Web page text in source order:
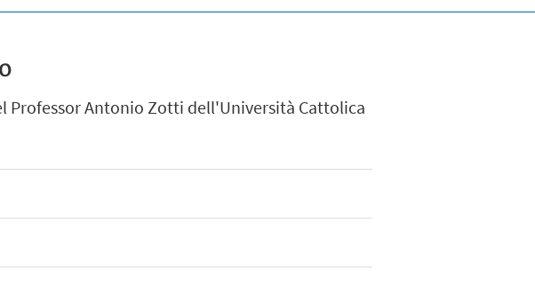
Professor Antonio Zotti dell'Università Cattolica